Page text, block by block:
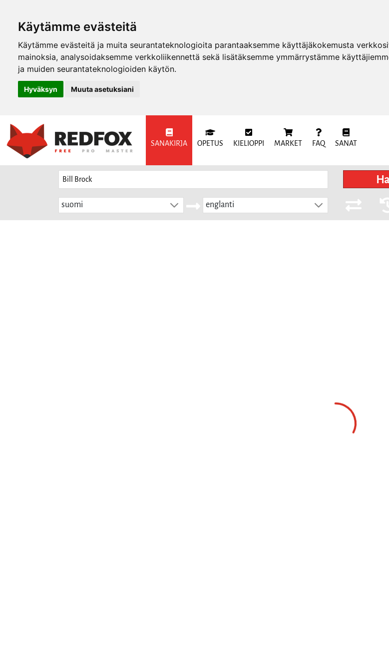
Käytämme evästeitä
Käytämme evästeitä ja muita seurantateknologioita parantaaksemme käyttäjäkokemusta
mainoksia, analysoidaksemme verkkoliikennettä sekä lisätäksemme ymmärrystämme
ja muiden seurantateknologioiden käytön.
Hyväksyn Muuta asetuksiani
SANAKIRJA OPETUS KIELIOPPI MARKET FAQ SANAT
suomi englanti